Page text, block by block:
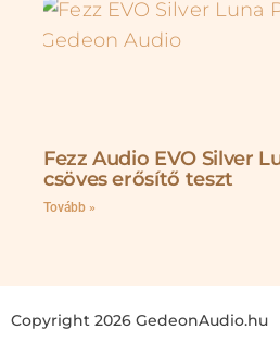
Fezz Audio EVO Silver
csöves erősítő teszt
Tovább »
Copyright 2026 GedeonAudio.hu